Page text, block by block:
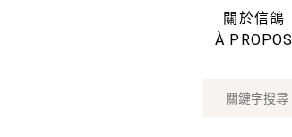
關於信鴿
À PROPOS